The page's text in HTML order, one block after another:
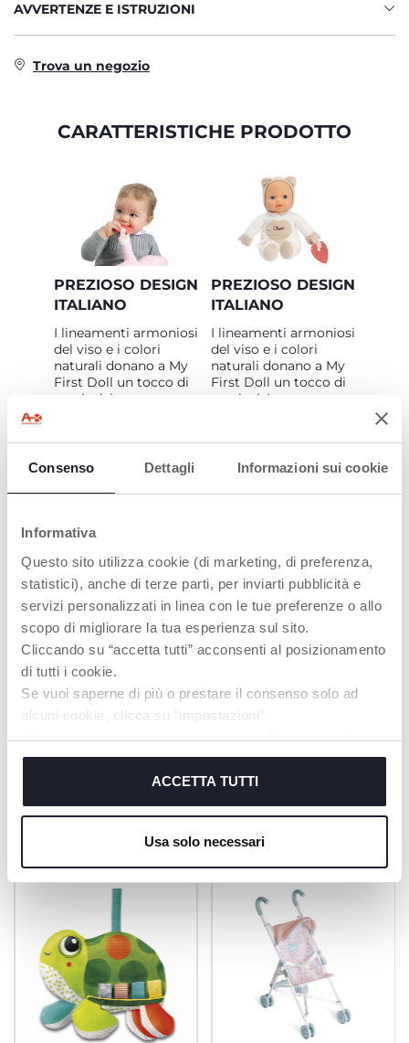
Consenso Dettagli Informazioni sui cookie
Informativa
Questo sito utilizza cookie (di marketing, di preferenza,
statistici), anche di terze parti, per inviarti pubblicità e
servizi personalizzati in linea con le tue preferenze o allo
scopo di migliorare la tua esperienza sul sito.
Cliccando su “accetta tutti” acconsenti al posizionamento
di tutti i cookie.
Se vuoi saperne di più o prestare il consenso solo ad
alcuni cookie, clicca su "impostazioni".
Chiudendo questo banner acconsenti all’uso dei soli
cookie tecnici, indispensabili per fruire del servizio
ACCETTA TUTTI
Usa solo necessari
AVVERTENZE E ISTRUZIONI
Trova un negozio
CARATTERISTICHE PRODOTTO
PREZIOSO DESIGN
ITALIANO
I lineamenti armoniosi
del viso e i colori
naturali donano a My
First Doll un tocco di
preziosità.
PREZIOSO DESIGN
ITALIANO
I lineamenti armoniosi
del viso e i colori
naturali donano a My
First Doll un tocco di
preziosità.
COCCOLONA E
ADORABILE
La Mia Prima
Bambola è realizzata
in un tessuto
ideale per le prime
coccole del bambino.
PRODOTTI CHE POTREBBERO